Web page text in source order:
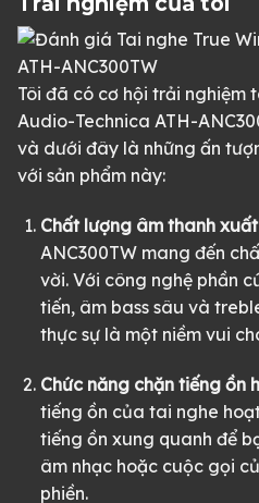
Tôi đã có cơ hội trải nghiệm
Audio-Technica ATH-
và dưới đây là những ấn
với sản phẩm này:
Chất lượng âm thanh
ANC300TW mang đến
vời. Với công nghệ phần
tiến, âm bass sâu và
thực sự là một niềm vui
Chức năng chặn tiếng ồn
tiếng ồn của tai nghe
tiếng ồn xung quanh để
âm nhạc hoặc cuộc gọi
phiền.